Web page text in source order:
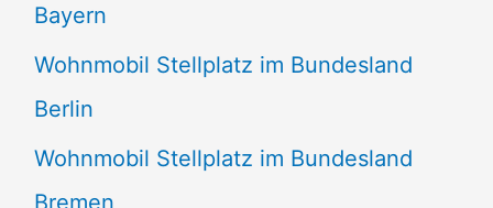
Bayern
Wohnmobil Stellplatz im Bundesland
Berlin
Wohnmobil Stellplatz im Bundesland